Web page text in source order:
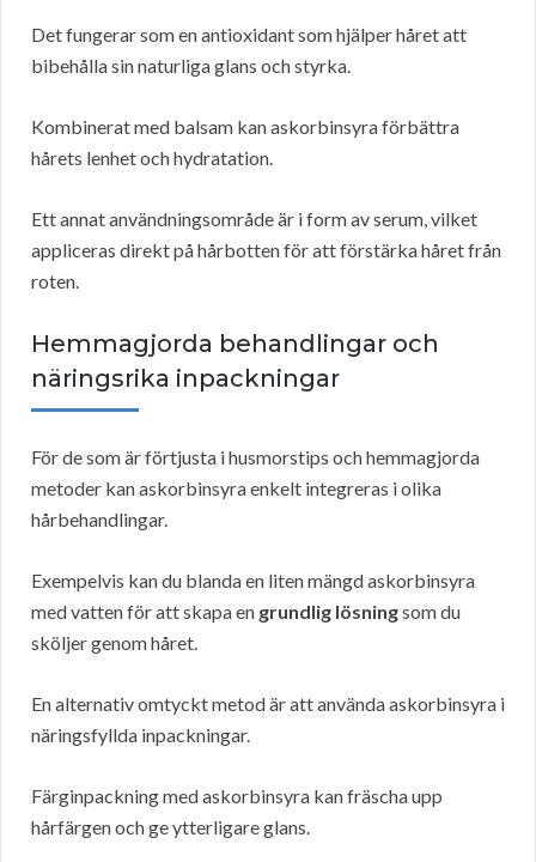
Det fungerar som en antioxidant som hjälper håret att
bibehålla sin naturliga glans och styrka.
Kombinerat med balsam kan askorbinsyra förbättra
hårets lenhet och hydratation.
Ett annat användningsområde är i form av serum, vilket
appliceras direkt på hårbotten för att förstärka håret från
roten.
Hemmagjorda behandlingar och
näringsrika inpackningar
För de som är förtjusta i husmorstips och hemmagjorda
metoder kan askorbinsyra enkelt integreras i olika
hårbehandlingar.
Exempelvis kan du blanda en liten mängd askorbinsyra
med vatten för att skapa en grundlig lösningsom du
sköljer genom håret.
En alternativ omtyckt metod är att använda askorbinsyra i
näringsfyllda inpackningar.
Färginpackning med askorbinsyra kan fräscha upp
hårfärgen och ge ytterligare glans.